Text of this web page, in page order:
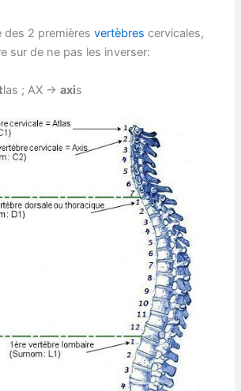
des 2 premièresvertèbres cervicales,
sur de ne pas les inverser:
las ; AX ->axis